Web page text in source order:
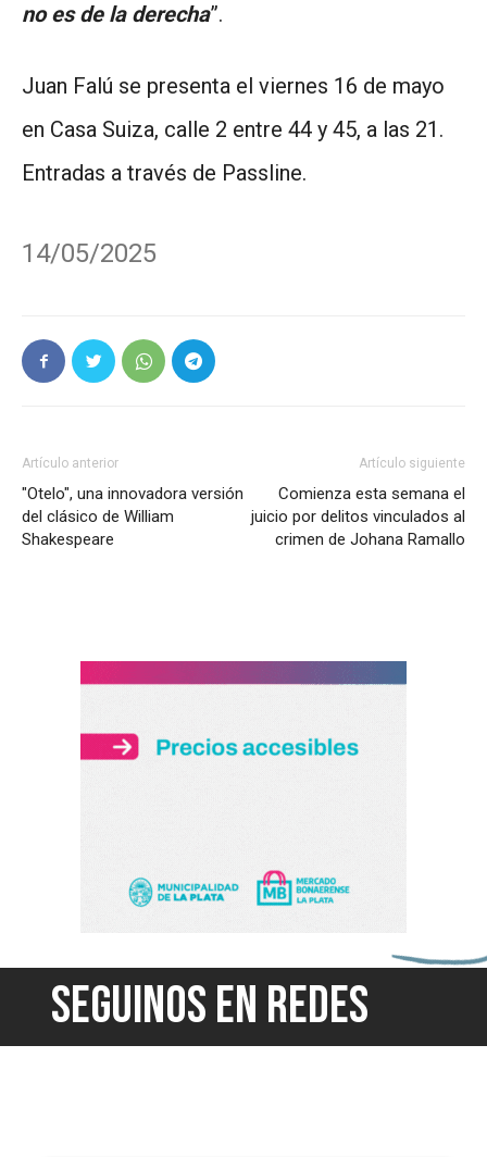
no es de la derecha”.
Juan Falú se presenta el viernes 16 de mayo
en Casa Suiza, calle 2 entre 44 y 45, a las 21.
Entradas a través de Passline.
14/05/2025
Artículo anterior
"Otelo", una innovadora versión
del clásico de William
Shakespeare
Artículo siguiente
Comienza esta semana el
juicio por delitos vinculados al
crimen de Johana Ramallo
SEGUINOS EN REDES